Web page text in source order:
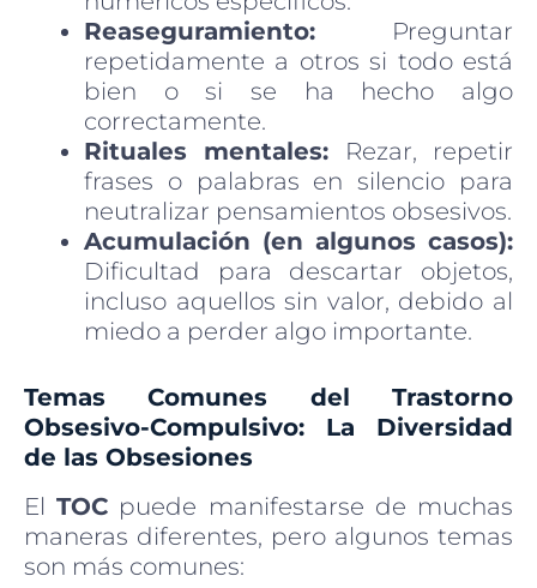
Reaseguramiento: Preguntar
repetidamente a otros si todo está
bien o si se ha hecho algo
correctamente.
Rituales mentales: Rezar, repetir
frases o palabras en silencio para
neutralizar pensamientos obsesivos.
Acumulación (en algunos casos):
Dificultad para descartar objetos,
incluso aquellos sin valor, debido al
miedo a perder algo importante.
Temas Comunes del Trastorno
Obsesivo-Compulsivo: La Diversidad
de las Obsesiones
ElTOC puede manifestarse de muchas
maneras diferentes, pero algunos temas
son más comunes: